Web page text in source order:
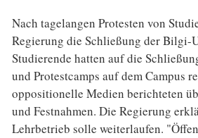
Nach tagelangen Protesten von
Regierung die Schließung der Bilgi-
Studierende hatten auf die
und Protestcamps auf dem Campus
oppositionelle Medien berichteten
und Festnahmen. Die Regierung
Lehrbetrieb solle weiterlaufen.